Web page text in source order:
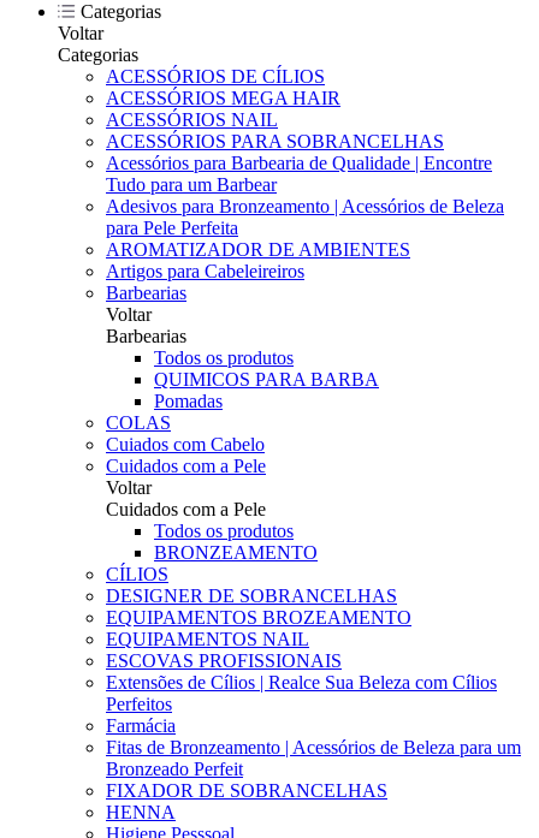
Categorias
Voltar
Categorias
ACESSÓRIOS DE CÍLIOS
ACESSÓRIOS MEGA HAIR
ACESSÓRIOS NAIL
ACESSÓRIOS PARA SOBRANCELHAS
Acessórios para Barbearia de Qualidade | Encontre
Tudo para um Barbear
Adesivos para Bronzeamento | Acessórios de Beleza
para Pele Perfeita
AROMATIZADOR DE AMBIENTES
Artigos para Cabeleireiros
Barbearias
Voltar
Barbearias
Todos os produtos
QUIMICOS PARA BARBA
Pomadas
COLAS
Cuiados com Cabelo
Cuidados com a Pele
Voltar
Cuidados com a Pele
Todos os produtos
BRONZEAMENTO
CÍLIOS
DESIGNER DE SOBRANCELHAS
EQUIPAMENTOS BROZEAMENTO
EQUIPAMENTOS NAIL
ESCOVAS PROFISSIONAIS
Extensões de Cílios | Realce Sua Beleza com Cílios
Perfeitos
Farmácia
Fitas de Bronzeamento | Acessórios de Beleza para um
Bronzeado Perfeit
FIXADOR DE SOBRANCELHAS
HENNA
Higiene Pesssoal